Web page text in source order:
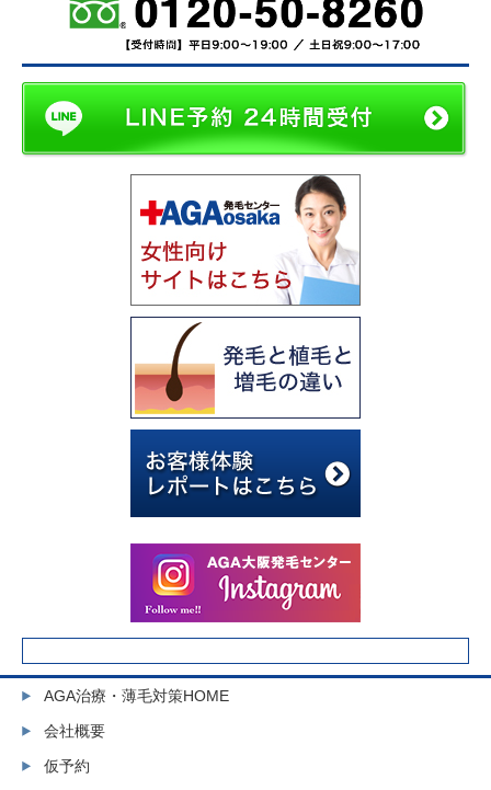
AGA治療・薄毛対策HOME
会社概要
仮予約